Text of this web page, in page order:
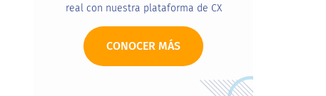
real con nuestra plataforma de CX
CONOCER MÁS